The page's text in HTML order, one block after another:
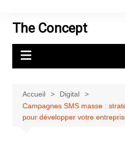
contenuThe Concept
Accueil
Digital
Campagnes SMS masse :
pour développer votre